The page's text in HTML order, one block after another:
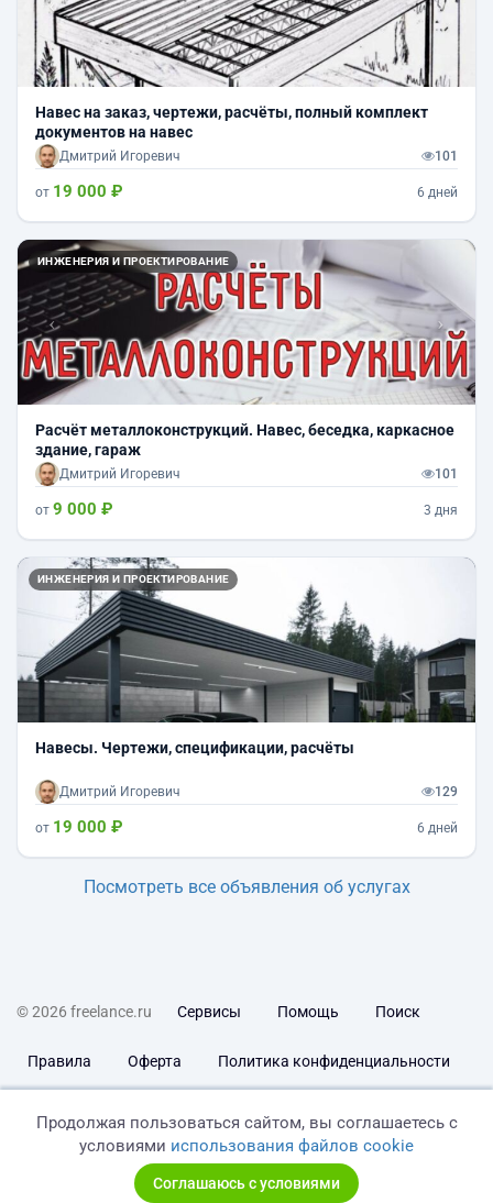
Навес на заказ, чертежи, расчёты, полный комплект
документов на навес
Дмитрий Игоревич 101
от 19 000 ₽ 6 дней
ИНЖЕНЕРИЯ И ПРОЕКТИРОВАНИЕ
Назад
Расчёт металлоконструкций. Навес, беседка, каркасное
здание, гараж
Дмитрий Игоревич 101
от 9 000 ₽ 3 дня
ИНЖЕНЕРИЯ И ПРОЕКТИРОВАНИЕ
Назад
Навесы. Чертежи, спецификации, расчёты
Дмитрий Игоревич 129
от 19 000 ₽ 6 дней
Посмотреть все объявления об услугах
© 2026 freelance.ru Сервисы Помощь Поиск
Правила Оферта Политика конфиденциальности
Продолжая пользоваться сайтом, вы соглашаетесь с
условиями использования файлов cookie
Соглашаюсь с условиями